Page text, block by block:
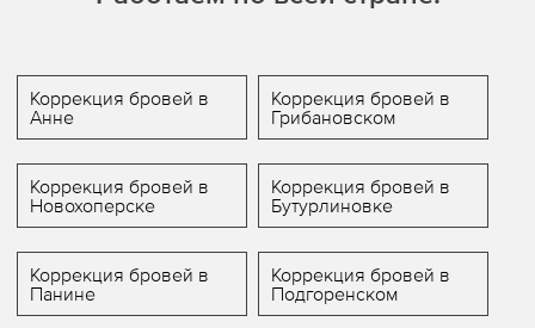
Коррекция бровей в
Анне
Коррекция бровей в
Грибановском
Коррекция бровей в
Новохоперске
Коррекция бровей в
Бутурлиновке
Коррекция бровей в
Панине
Коррекция бровей в
Подгоренском